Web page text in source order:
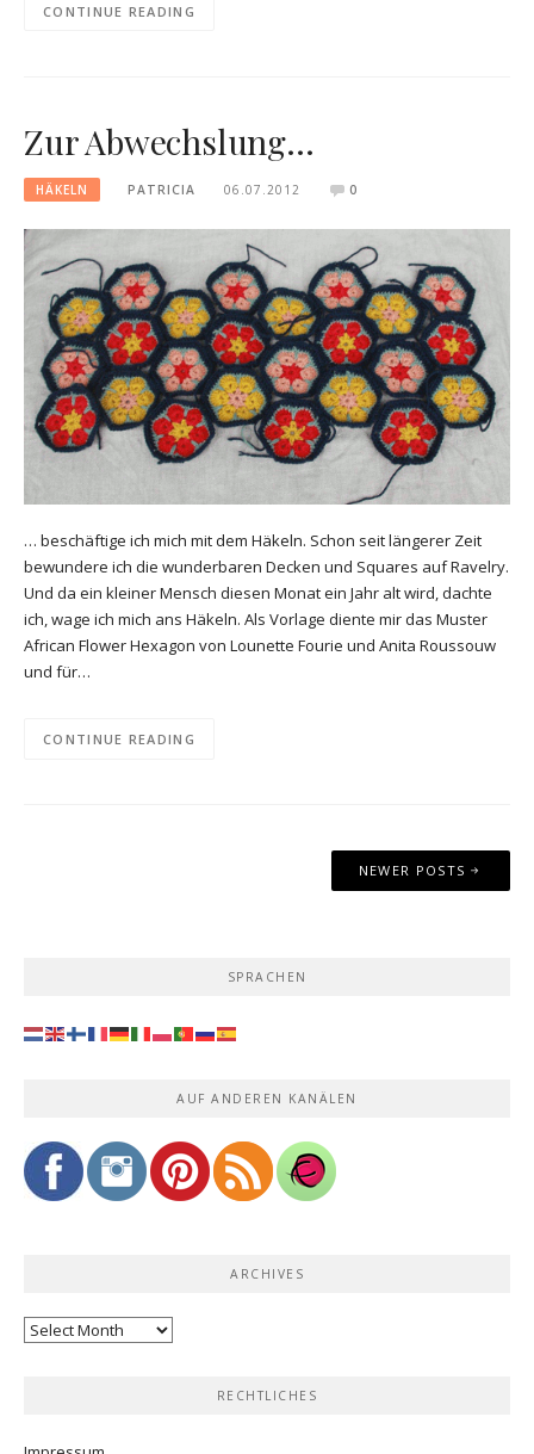
CONTINUE READING
Zur Abwechslung…
HÄKELN PATRICIA 06.07.2012 0
… beschäftige ich mich mit dem Häkeln. Schon seit längerer Zeit
bewundere ich die wunderbaren Decken und Squares auf Ravelry.
Und da ein kleiner Mensch diesen Monat ein Jahr alt wird, dachte
ich, wage ich mich ans Häkeln. Als Vorlage diente mir das Muster
African Flower Hexagon von Lounette Fourie und Anita Roussouw
und für…
CONTINUE READING
NEWER POSTS
SPRACHEN
AUF ANDEREN KANÄLEN
ARCHIVES
Archives
RECHTLICHES